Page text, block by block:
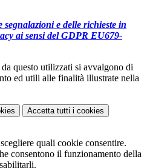
segnalazioni e delle richieste in
ai sensi del GDPR EU679-
questo utilizzati si avvalgono di
ed utili alle finalità illustrate nella
Accetta tutti i cookies
quali cookie consentire.
consentono il funzionamento della